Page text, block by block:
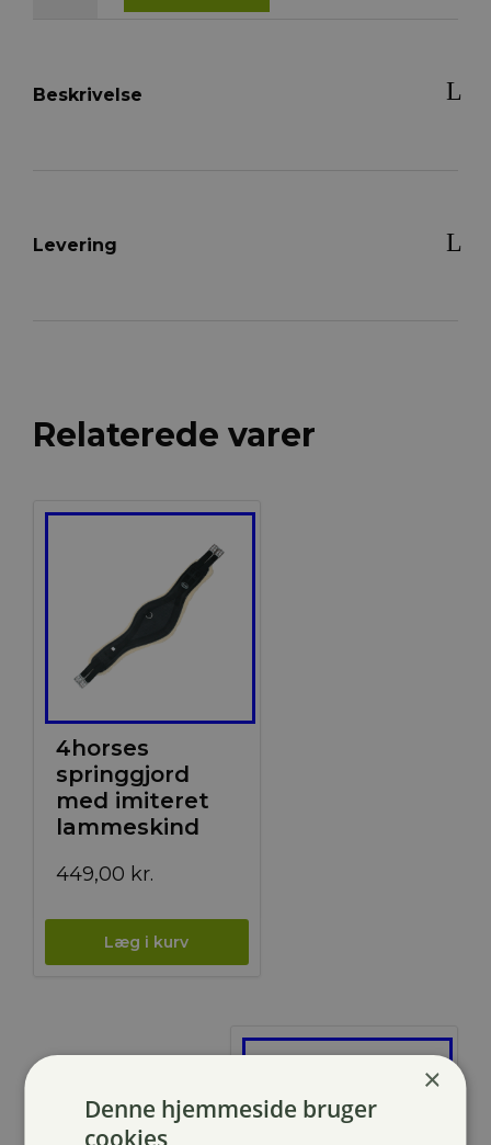
Beskrivelse
Levering
Relaterede varer
4horses
springgjord
med imiteret
lammeskind
449,00 kr.
×
Denne hjemmeside bruger
cookies